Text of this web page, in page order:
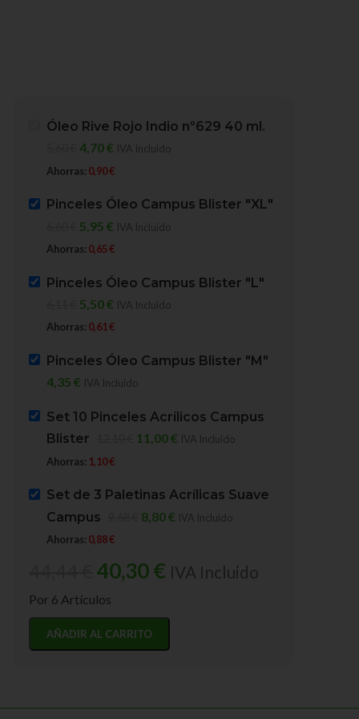
40 ml.
BELLAS ARTES ÓLEOS
Sennelier Materiales Bellas Artes
En stock
4,70
IVA Incluido
N130312.629
50 g
Sennelier Materiales Bellas
Blister “XL”
En stock
SKU:P1040900
PESO
Óleo Rive Rojo Indio nº629 40 ml.
4,70€ IVA Incluido
Ahorras: 0,90€
Pinceles Óleo Campus Blister "XL"
5,95 € IVA Incluido
Ahorras: 0,65€
Pinceles Óleo Campus Blister "L"
5,50€ IVA Incluido
Ahorras: 0,61€
Pinceles Óleo Campus Blister "M"
4,35 € IVA Incluido
Set 10 Pinceles Acrílicos Campus
Blister
11,00€ IVA Incluido
Ahorras: 1,10€
Set de 3 Paletinas Acrílicas Suave
Campus
8,80€ IVA Incluido
Ahorras: 0,88€
40,30€ IVA Incluido
Por 6 Artículos
AÑADIR AL CARRITO